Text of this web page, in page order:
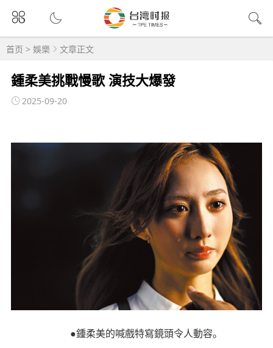
首页 > 娛樂 文章正文
鍾柔美挑戰慢歌 演技大爆發
2025-09-20
●鍾柔美的喊戲特寫鏡頭令人動容。